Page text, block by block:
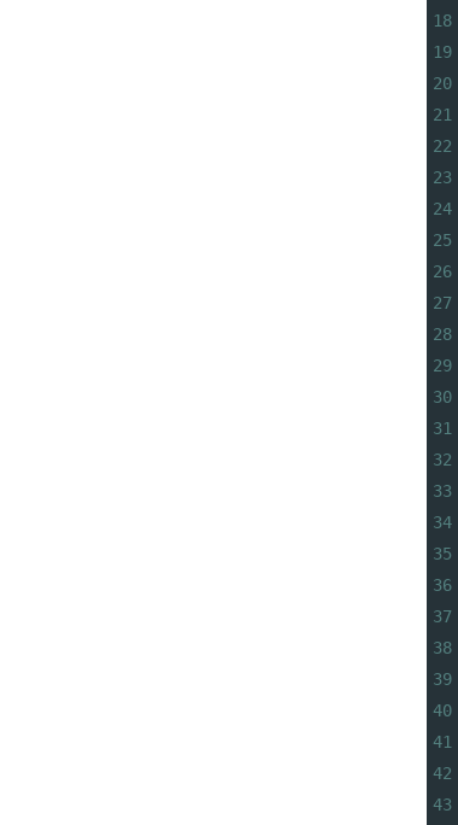
18
19
20
21
22
23
24
25
26
27
28
29
30
31
32
33
34
35
36
37
38
39
40
41
42
43